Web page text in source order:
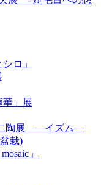
ロ」
華」展
二陶展 ―イズム―
栽)
」